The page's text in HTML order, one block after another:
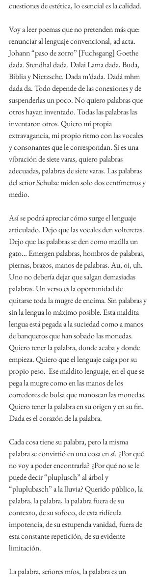
cuestiones de estética, lo esencial es la calidad.
Voy a leer poemas que no pretenden más que:
renunciar al lenguaje convencional, ad acta.
Johann “paso de zorro” [Fuchsgang] Goethe
dada. Stendhal dada. Dalai Lama dada, Buda,
Biblia y Nietzsche. Dada m’dada. Dadá mhm
dada da. Todo depende de las conexiones y de
suspenderlas un poco. No quiero palabras que
otros hayan inventado. Todas las palabras las
inventaron otros. Quiero mi propia
extravagancia, mi propio ritmo con las vocales
y consonantes que le correspondan. Si es una
vibración de siete varas, quiero palabras
adecuadas, palabras de siete varas. Las palabras
del señor Schulze miden solo dos centímetros y
medio.
Así se podrá apreciar cómo surge el lenguaje
articulado. Dejo que las vocales den volteretas.
Dejo que las palabras se den como maúlla un
gato… Emergen palabras, hombros de palabras,
piernas, brazos, manos de palabras. Au, oi, uh.
Uno no debería dejar que salgan demasiadas
palabras. Un verso es la oportunidad de
quitarse toda la mugre de encima. Sin palabras y
sin la lengua lo máximo posible. Esta maldita
lengua está pegada a la suciedad como a manos
de banqueros que han sobado las monedas.
Quiero tener la palabra, donde acaba y donde
empieza. Quiero que el lenguaje caiga por su
propio peso.  Ese maldito lenguaje, en el que se
pega la mugre como en las manos de los
corredores de bolsa que manosean las monedas.
Quiero tener la palabra en su origen y en su fin.
Dada es el corazón de la palabra.
Cada cosa tiene su palabra, pero la misma
palabra se convirtió en una cosa en sí. ¿Por qué
no voy a poder encontrarla? ¿Por qué no se le
puede decir “pluplusch” al árbol y
“pluplubasch” a la lluvia? Querido público, la
palabra, la palabra, la palabra fuera de su
contexto, de su sofoco, de esta ridícula
impotencia, de su estupenda vanidad, fuera de
esta constante repetición, de su evidente
limitación.
La palabra, señores míos, la palabra es un